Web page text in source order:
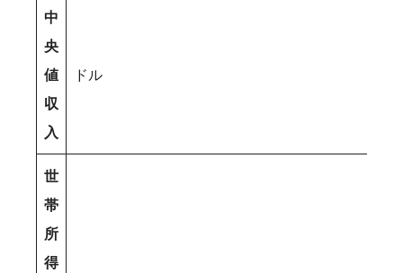
中
央
値
収
入
ドル
世
帯
所
得